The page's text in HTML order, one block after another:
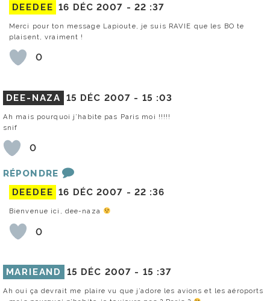
DEEDEE 16 DÉC 2007 - 22 :37
Merci pour ton message Lapioute, je suis RAVIE que les BO te
plaisent, vraiment !
0
DEE-NAZA 15 DÉC 2007 - 15 :03
Ah mais pourquoi j’habite pas Paris moi !!!!!
snif
0
RÉPONDRE
DEEDEE 16 DÉC 2007 - 22 :36
Bienvenue ici, dee-naza
0
MARIEAND 15 DÉC 2007 - 15 :37
Ah oui ça devrait me plaire vu que j’adore les avions et les aéroports